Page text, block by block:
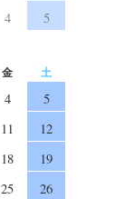
4 5
金 土
4
5
11
12
18
19
25
26